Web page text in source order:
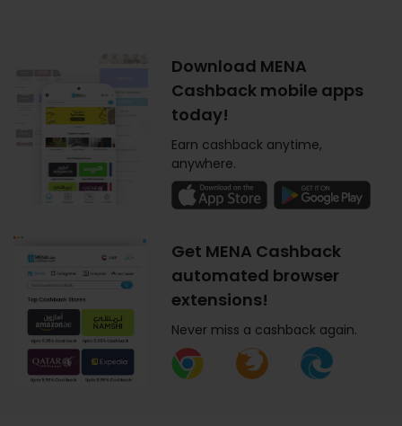
Download MENA
Cashback mobile apps
today!
Earn cashback anytime,
anywhere.
Get MENA Cashback
automated browser
extensions!
Never miss a cashback again.